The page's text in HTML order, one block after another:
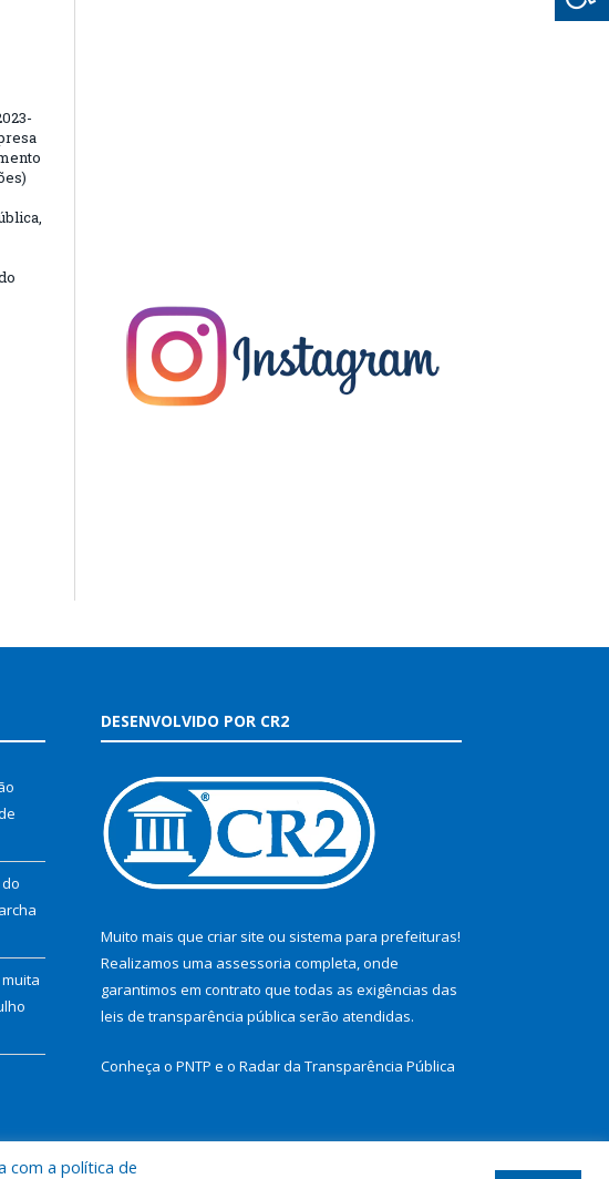
DESENVOLVIDO POR CR2
Muito mais que criar site ou sistema para prefeituras!
Realizamos uma assessoria completa, onde
garantimos em contrato que todas as exigências das
leis de transparência pública serão atendidas.
Conheça o PNTP e o Radar da Transparência Pública
com a política de